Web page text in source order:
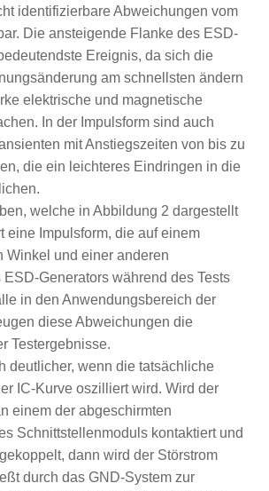
identifizierbare Abweichungen vom
Die ansteigende Flanke des ESD-
Ereignis, da sich die
am schnellsten ändern
elektrische und magnetische
In der Impulsform sind auch
mit Anstiegszeiten von bis zu
die ein leichteres Eindringen in die
welche in Abbildung 2 dargestellt
eine Impulsform, die auf einem
Winkel und einer anderen
Generators während des Tests
in den Anwendungsbereich der
diese Abweichungen die
Testergebnisse.
deutlicher, wenn die tatsächliche
IC-Kurve oszilliert wird. Wird der
einem der abgeschirmten
Schnittstellenmoduls kontaktiert und
dann wird der Störstrom
durch das GND-System zur